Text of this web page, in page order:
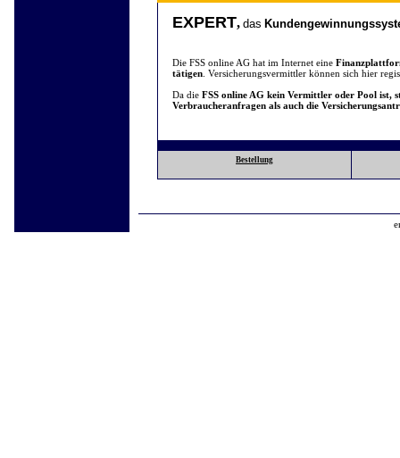
EXPERT, das
Die FSS online AG hat im Internet eine
tätigen. Versicherungsvermittler können sich hier
Da die FSS online AG kein Vermittler oder Pool ist,
Verbraucheranfragen als auch die
Bestellung